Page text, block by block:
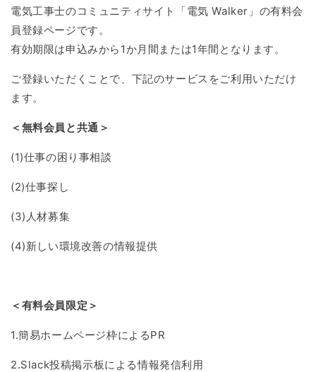
電気工事士のコミュニティサイト「電気 Walker」の有料会
員登録ページです。
有効期限は申込みから1か月間または1年間となります。
ご登録いただくことで、下記のサービスをご利用いただけ
ます。
＜無料会員と共通＞
(1)仕事の困り事相談
(2)仕事探し
(3) 人材募集
(4)新しい環境改善の情報提供
＜有料会員限定＞
1.簡易ホームページ枠によるPR
2.Slack投稿掲示板による情報発信利用